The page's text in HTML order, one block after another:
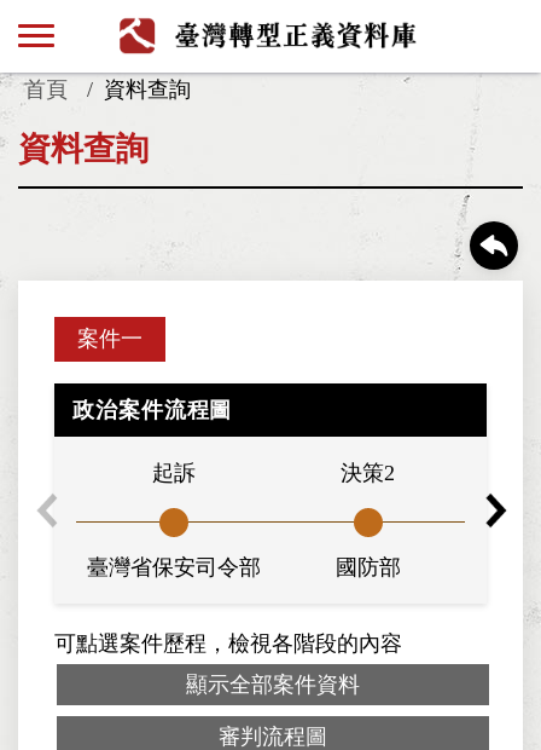
首頁 資料查詢
資料查詢
案件一
政治案件流程圖
起訴
臺灣省保安司令部
決策2
國防部
可點選案件歷程，檢視各階段的內容
顯示全部案件資料
審判流程圖